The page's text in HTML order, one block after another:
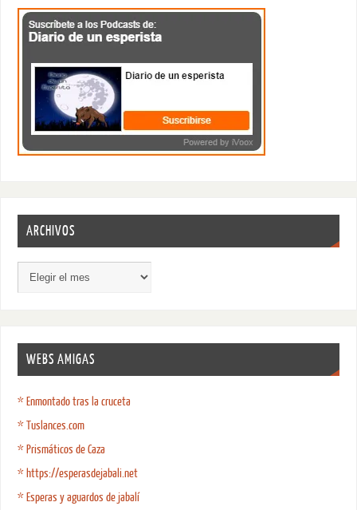
ARCHIVOS
WEBS AMIGAS
* Enmontado tras la cruceta
* Tuslances.com
* Prismáticos de Caza
* https://esperasdejabali.net
* Esperas y aguardos de jabalí